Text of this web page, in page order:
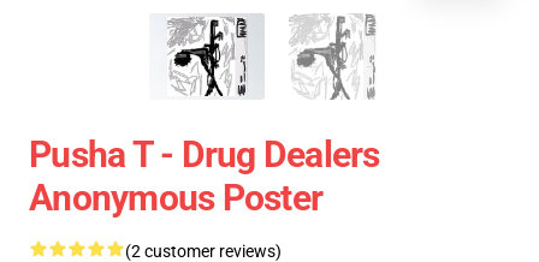
Pusha T - Drug Dealers
Anonymous Poster
(2 customer reviews)